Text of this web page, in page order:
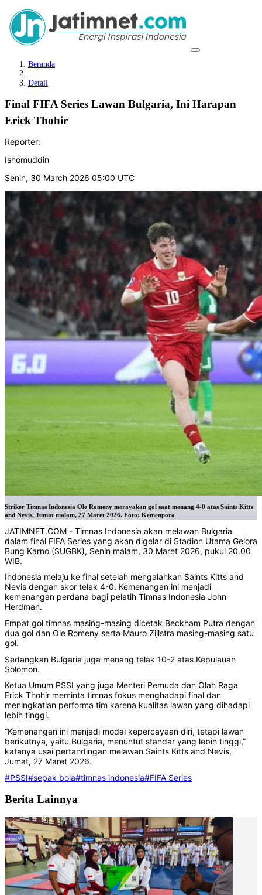
Beranda
Detail
Final FIFA Series Lawan Bulgaria, Ini Harapan
Erick Thohir
Reporter:
Ishomuddin
Senin, 30 March 2026 05:00 UTC
Striker Timnas Indonesia Ole Romeny merayakan gol saat menang 4-0 atas Saints Kitts
and Nevis, Jumat malam, 27 Maret 2026. Foto: Kemenpora
JATIMNET.COM - Timnas Indonesia akan melawan Bulgaria
dalam final FIFA Series yang akan digelar di Stadion Utama Gelora
Bung Karno (SUGBK), Senin malam, 30 Maret 2026, pukul 20.00
WIB.
Indonesia melaju ke final setelah mengalahkan Saints Kitts and
Nevis dengan skor telak 4-0. Kemenangan ini menjadi
kemenangan perdana bagi pelatih Timnas Indonesia John
Herdman.
Empat gol timnas masing-masing dicetak Beckham Putra dengan
dua gol dan Ole Romeny serta Mauro Zijlstra masing-masing satu
gol.
Sedangkan Bulgaria juga menang telak 10-2 atas Kepulauan
Solomon.
Ketua Umum PSSI yang juga Menteri Pemuda dan Olah Raga
Erick Thohir meminta timnas fokus menghadapi final dan
meningkatlan performa tim karena kualitas lawan yang dihadapi
lebih tinggi.
“Kemenangan ini menjadi modal kepercayaan diri, tetapi lawan
berikutnya, yaitu Bulgaria, menuntut standar yang lebih tinggi,”
katanya usai pertandingan melawan Saints Kitts and Nevis,
Jumat, 27 Maret 2026.
#PSSI#sepak bola#timnas indonesia#FIFA Series
Berita Lainnya